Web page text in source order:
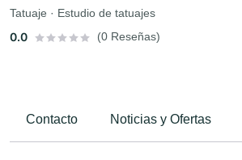
Tatuaje · Estudio de tatuajes
0.0 (0 Reseñas)
Contacto Noticias y Ofertas